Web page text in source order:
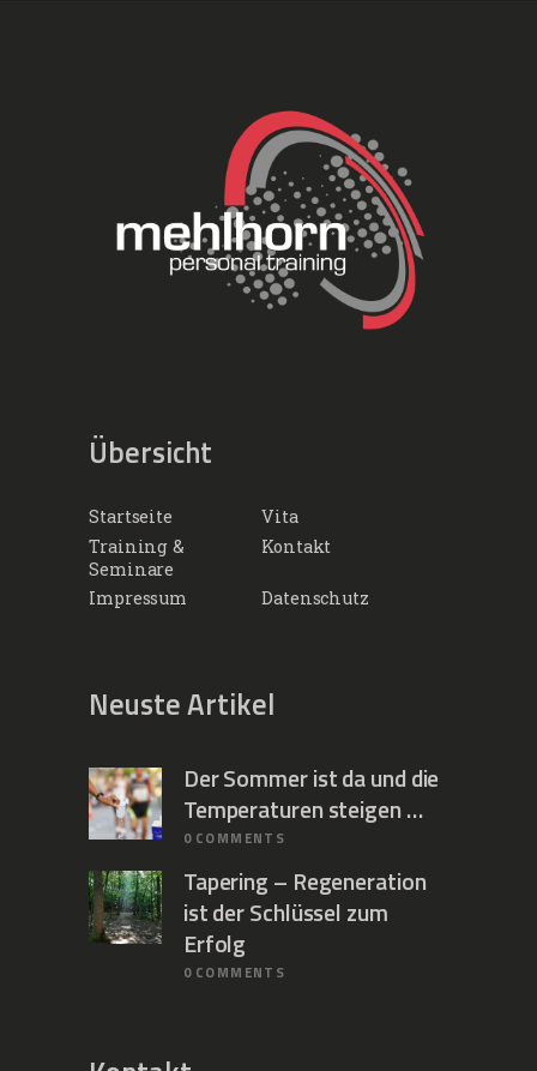
Übersicht
Startseite
Vita
Training &
Seminare
Kontakt
Impressum Datenschutz
Neuste Artikel
Der Sommer ist da und die
Temperaturen steigen …
0 COMMENTS
Tapering – Regeneration
ist der Schlüssel zum
Erfolg
0 COMMENTS